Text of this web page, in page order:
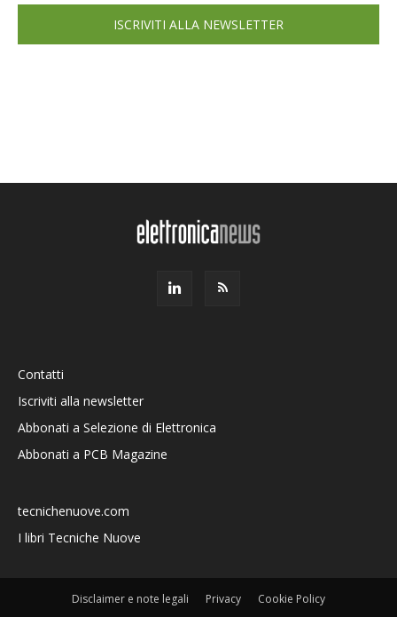
ISCRIVITI ALLA NEWSLETTER
Contatti
Iscriviti alla newsletter
Abbonati a Selezione di Elettronica
Abbonati a PCB Magazine
tecnichenuove.com
I libri Tecniche Nuove
Disclaimer e note legali Privacy Cookie Policy